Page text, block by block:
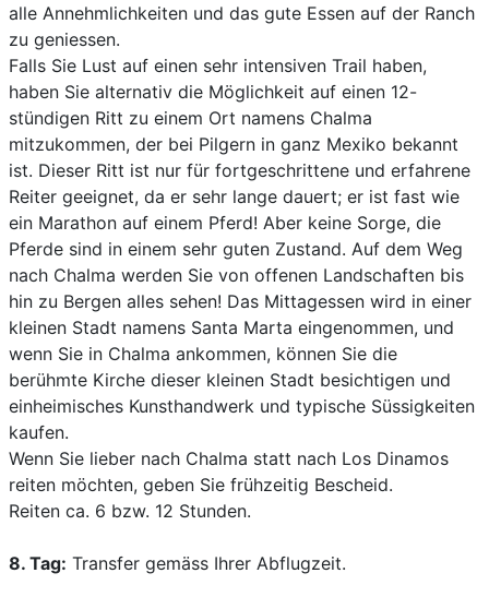
alle Annehmlichkeiten und das gute Essen auf der Ranch
zu geniessen.
Falls Sie Lust auf einen sehr intensiven Trail haben,
haben Sie alternativ die Möglichkeit auf einen 12-
stündigen Ritt zu einem Ort namens Chalma
mitzukommen, der bei Pilgern in ganz Mexiko bekannt
ist. Dieser Ritt ist nur für fortgeschrittene und erfahrene
Reiter geeignet, da er sehr lange dauert; er ist fast wie
ein Marathon auf einem Pferd! Aber keine Sorge, die
Pferde sind in einem sehr guten Zustand. Auf dem Weg
nach Chalma werden Sie von offenen Landschaften bis
hin zu Bergen alles sehen! Das Mittagessen wird in einer
kleinen Stadt namens Santa Marta eingenommen, und
wenn Sie in Chalma ankommen, können Sie die
berühmte Kirche dieser kleinen Stadt besichtigen und
einheimisches Kunsthandwerk und typische Süssigkeiten
kaufen.
Wenn Sie lieber nach Chalma statt nach Los Dinamos
reiten möchten, geben Sie frühzeitig Bescheid.
Reiten ca. 6 bzw. 12 Stunden.
8. Tag: Transfer gemäss Ihrer Abflugzeit.